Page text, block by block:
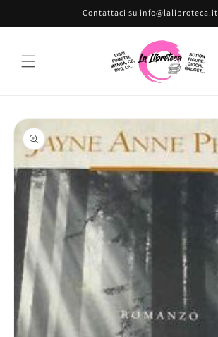
ai contenuti
Contattaci su info@lalibroteca.it
Passa alle
informazioni
sul prodotto